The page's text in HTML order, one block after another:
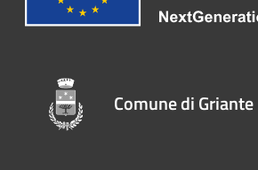
Comune di Griante